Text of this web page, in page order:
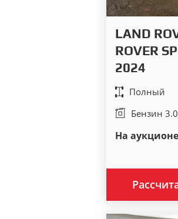
LAND
ROVER
2024
Полный
Бензин
На